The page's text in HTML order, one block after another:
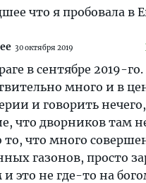
что я пробовала в
30 октября 2019
в сентябре 2019-
много и в
и говорить
что дворников там
то, что много
газонов, просто
и это не где-то на